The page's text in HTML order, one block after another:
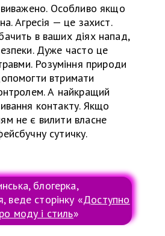
Особливо якщо
Агресія — це захист.
в ваших діях напад,
Дуже часто це
Розуміння природи
втримати
А найкращий
контакту. Якщо
не є вилити власне
сутичку.
блогерка,
веде сторінку «Доступно
моду і стиль»